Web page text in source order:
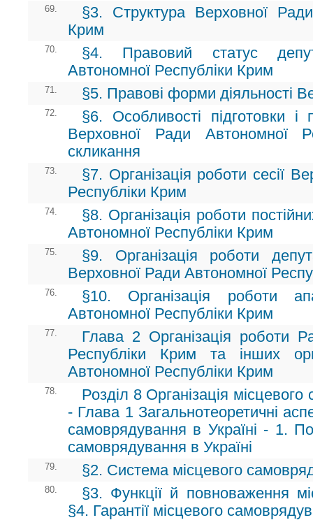
69.
§3. Структура Верховної
Крим
70.
§4. Правовий статус
Автономної Республіки Крим
71. §5. Правові форми діяльності
72.
§6. Особливості підготовки і
Верховної Ради Автономної
скликання
73.
§7. Організація роботи сесії
Республіки Крим
74.
§8. Організація роботи
Автономної Республіки Крим
75.
§9. Організація роботи
Верховної Ради Автономної
76.
§10. Організація роботи
Автономної Республіки Крим
77.
Глава 2 Організація роботи
Республіки Крим та інших
Автономної Республіки Крим
78.
Розділ 8 Організація
- Глава 1 Загальнотеоретичні
самоврядування в Україні - 1.
самоврядування в Україні
79. §2. Система місцевого
80.
§3. Функції й повноваження
§4. Гарантії місцевого